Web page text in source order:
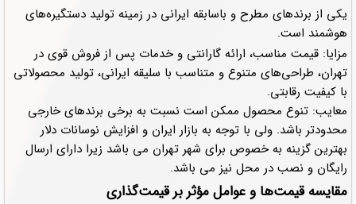
یکی از برندهای مطرح و باسابقه ایرانی در زمینه تولید دستگیره‌های
هوشمند است.
مزایا: قیمت مناسب، ارائه گارانتی و خدمات پس از فروش قوی در
تهران، طراحی‌های متنوع و متناسب با سلیقه ایرانی، تولید محصولاتی
با کیفیت رقابتی.
معایب: تنوع محصول ممکن است نسبت به برخی برندهای خارجی
محدودتر باشد. ولی با توجه به بازار ایران و افزایش نوسانات دلار
بهترین گزینه به خصوص برای شهر تهران می باشد زیرا دارای ارسال
رایگان و نصب در محل نیز می باشد.
مقایسه قیمت‌ها و عوامل مؤثر بر قیمت‌گذاری